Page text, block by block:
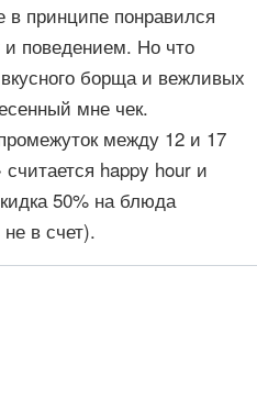
в принципе понравился
поведением. Но что
борща и вежливых
мне чек.
между 12 и 17
happy hour и
50% на блюда
в счет).